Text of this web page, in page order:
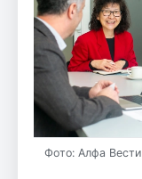
Фото: Алфа Вести